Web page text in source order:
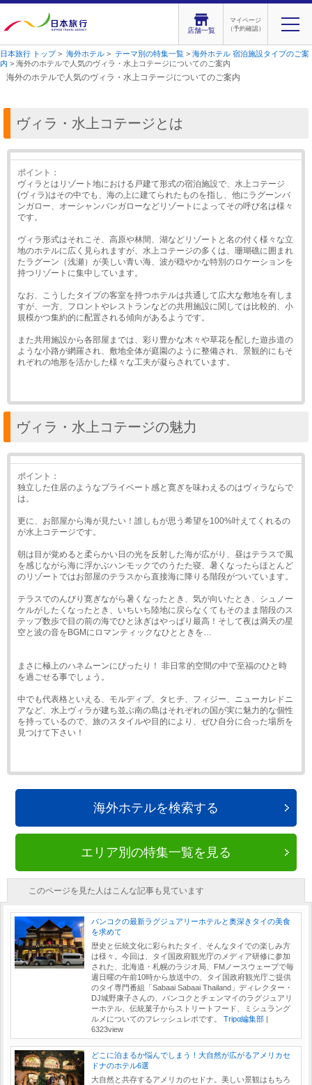
店舗一覧
マイページ
（予約確認）
日本旅行 トップ> 海外ホテル > テーマ別の特集一覧 > 海外ホテル 宿泊施設タイプのご案
内 > 海外のホテルで人気のヴィラ・水上コテージについてのご案内
海外のホテルで人気のヴィラ・水上コテージについてのご案内
ヴィラ・水上コテージとは
ポイント：
ヴィラとはリゾート地における戸建て形式の宿泊施設で、水上コテージ
(ヴィラ)はその中でも、海の上に建てられたものを指し、他にラグーンバ
ンガロー、オーシャンバンガローなどリゾートによってその呼び名は様々
です。
ヴィラ形式はそれこそ、高原や林間、湖などリゾートと名の付く様々な立
地のホテルに広く見られますが、水上コテージの多くは、珊瑚礁に囲まれ
たラグーン（浅瀬）が美しい青い海、波が穏やかな特別のロケーションを
持つリゾートに集中しています。
なお、こうしたタイプの客室を持つホテルは共通して広大な敷地を有しま
すが、一方、フロントやレストランなどの共用施設に関しては比較的、小
規模かつ集約的に配置される傾向があるようです。
また共用施設から各部屋までは、彩り豊かな木々や草花を配した遊歩道の
ような小路が網羅され、敷地全体が庭園のように整備され、景観的にもそ
れぞれの地形を活かした様々な工夫が凝らされています。
ヴィラ・水上コテージの魅力
ポイント：
独立した住居のようなプライベート感と寛ぎを味わえるのはヴィラならで
は。
更に、お部屋から海が見たい！誰しもが思う希望を100%叶えてくれるの
が水上コテージです。
朝は目が覚めると柔らかい日の光を反射した海が広がり、昼はテラスで風
を感じながら海に浮かぶハンモックでのうたた寝、暑くなったらほとんど
のリゾートではお部屋のテラスから直接海に降りる階段がついています。
テラスでのんびり寛ぎながら暑くなったとき、気が向いたとき、シュノー
ケルがしたくなったとき、いちいち陸地に戻らなくてもそのまま階段のス
テップ数歩で目の前の海でひと泳ぎはやっぱり最高！そして夜は満天の星
空と波の音をBGMにロマンティックなひとときを…
まさに極上のハネムーンにぴったり！ 非日常的空間の中で至福のひと時
を過ごせる事でしょう。
中でも代表格といえる、モルディブ、タヒチ、フィジー、ニューカレドニ
アなど、水上ヴィラが建ち並ぶ南の島はそれぞれの国が実に魅力的な個性
を持っているので、旅のスタイルや目的により、ぜひ自分に合った場所を
見つけて下さい！
海外ホテルを検索する
エリア別の特集一覧を見る
このページを見た人はこんな記事も見ています
バンコクの最新ラグジュアリーホテルと奥深きタイの美食
を求めて
歴史と伝統文化に彩られたタイ、そんなタイでの楽しみ方
は様々。今回は、タイ国政府観光庁のメディア研修に参加
された、北海道・札幌のラジオ局、FMノースウェーブで毎
週日曜の午前10時から放送中の、タイ国政府観光庁ご提供
のタイ専門番組「Sabaai Sabaai Thailand」ディレクター・
DJ城野康子さんの、バンコクとチェンマイのラグジュアリ
ーホテル、伝統菓子からストリートフード、ミシュラング
ルメについてのフレッシュレポです。
Tripα編集部
6323view
どこに泊まるか悩んでしまう！大自然が広がるアメリカセ
ドナのホテル6選
大自然と共存するアメリカのセドナ。美しい景観はもちろ